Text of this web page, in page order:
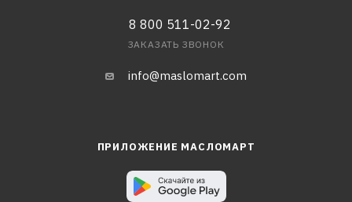
8 800 511-02-92
ЗАКАЗАТЬ ЗВОНОК
info@maslomart.com
ПРИЛОЖЕНИЕ МАСЛОМАРТ